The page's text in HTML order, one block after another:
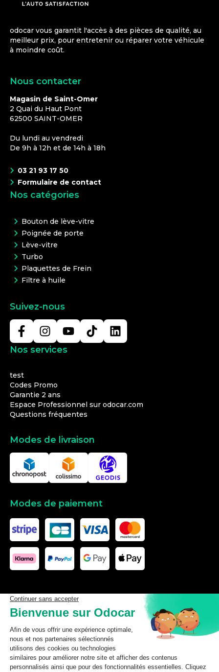
odocar vous garantit l'accès à des pièces de qualité, au
meilleur prix, pour entretenir ou réparer votre véhicule
à moindre coût.
Nous contacter
Magasin de Saint-Omer
2 Quai du Haut Pont
62500 SAINT-OMER
Du lundi au vendredi
De 9h à 12h et de 14h à 18h
03 21 93 17 50
Formulaire de contact
Nos catégories
Bouton de lève-vitre
Poignée de porte
Lève-vitre
Turbo
Plaquettes de Frein
Filtre à huile
Suivez-nous
Nos services
test
Codes Promo
Garantie 2 ans
Espace Professionnel sur odocar.com
Questions fréquentes
Modes de livraison
Modes de paiement
Les données affichées ici, particulièrement la base de donnée
complète, ne doivent pas être copiées. Il est interdit d’exploiter les
données ou la base de données complète, de laisser un tiers les
exploiter, ni de les rendre accessible à un tiers, sans accord
préalable de TecDoc. Toute infraction constitue une violation des
droits d’auteur et fera l’objet de poursuites.